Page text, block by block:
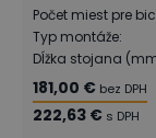
Počet miest pre
Typ montáže:
Dĺžka stojana
181,00 € bez DPH
222,63 € s DPH